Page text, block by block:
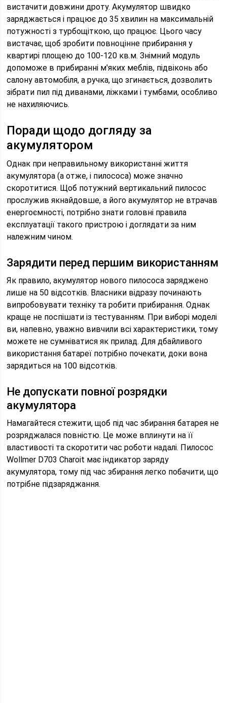
вистачити довжини дроту. Акумулятор швидко
заряджається і працює до 35 хвилин на максимальній
потужності з турбощіткою, що працює. Цього часу
вистачає, щоб зробити повноцінне прибирання у
квартирі площею до 100-120 кв.м. Знімний модуль
допоможе в прибиранні м'яких меблів, підвіконь або
салону автомобіля, а ручка, що згинається, дозволить
зібрати пил під диванами, ліжками і тумбами, особливо
не нахиляючись.
Поради щодо догляду за
акумулятором
Однак при неправильному використанні життя
акумулятора (а отже, і пилососа) може значно
скоротитися. Щоб потужний вертикальний пилосос
прослужив якнайдовше, а його акумулятор не втрачав
енергоємності, потрібно знати головні правила
експлуатації такого пристрою і доглядати за ним
належним чином.
Зарядити перед першим використанням
Як правило, акумулятор нового пилососа заряджено
лише на 50 відсотків. Власники відразу починають
випробовувати техніку та робити прибирання. Однак
краще не поспішати із тестуванням. При виборі моделі
ви, напевно, уважно вивчили всі характеристики, тому
можете не сумніватися як прилад. Для дбайливого
використання батареї потрібно почекати, доки вона
зарядиться на 100 відсотків.
Не допускати повної розрядки
акумулятора
Намагайтеся стежити, щоб під час збирання батарея не
розряджалася повністю. Це може вплинути на її
властивості та скоротити час роботи надалі. Пилосос
Wollmer D703 Charoit має індикатор заряду
акумулятора, тому під час збирання легко побачити, що
потрібне підзаряджання.